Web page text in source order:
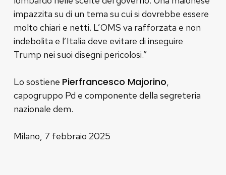
impazzita su di un tema su cui si dovrebbe essere
molto chiari e netti. L’OMS va rafforzata e non
indebolita e l’Italia deve evitare di inseguire
Trump nei suoi disegni pericolosi.”
Lo sostiene Pierfrancesco Majorino,
capogruppo Pd e componente della segreteria
nazionale dem.
Milano, 7 febbraio 2025